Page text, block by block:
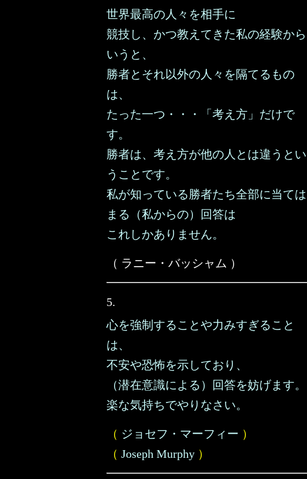
世界最高の人々を相手に
競技し、かつ教えてきた私の経験から
いうと、
勝者とそれ以外の人々を隔てるもの
は、
たった一つ・・・「考え方」だけで
す。
勝者は、考え方が他の人とは違うとい
うことです。
私が知っている勝者たち全部に当ては
まる（私からの）回答は
これしかありません。
（ ラニー・バッシャム ）
5.
心を強制することや力みすぎること
は、
不安や恐怖を示しており、
（潜在意識による）回答を妨げます。
楽な気持ちでやりなさい。
（ ジョセフ・マーフィー ）
（ Joseph Murphy ）